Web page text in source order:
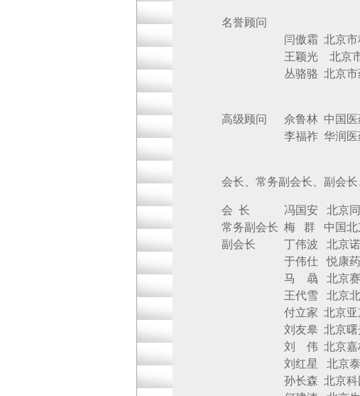
名誉顾问
闫傲霜 北京市科学
王颖光 北京市经济
丛骆骆 北京市药品
高级顾问 佘鲁林 中国医
李福祚 华润医药集
会长、常务副会长、副会
会 长 冯国安 北京同仁
常务副会长 梅 群 中国北
副会长 丁伟波 北京诺
于伟仕 悦康药业集
马 骉 北京赛升药
王代雪 北京北陆药
付立家 北京亚东生
刘友皋 北京曙光药
刘 伟 北京嘉林药
刘红星 北京泰德制
孙长森 北京科园信